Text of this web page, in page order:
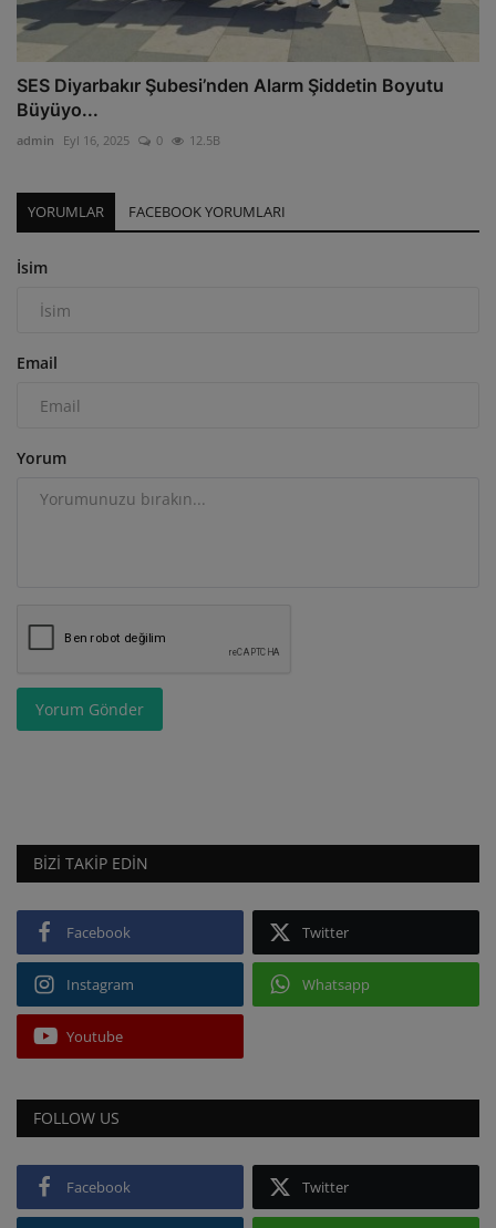
SES Diyarbakır Şubesi’nden Alarm Şiddetin Boyutu
Büyüyo...
admin Eyl 16, 2025 0 12.5B
YORUMLAR FACEBOOK YORUMLARI
İsim
Email
Yorum
Yorum Gönder
BIZI TAKIP EDIN
Facebook Twitter
Instagram Whatsapp
Youtube
FOLLOW US
Facebook Twitter